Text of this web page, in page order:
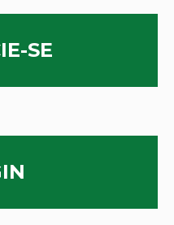
SE